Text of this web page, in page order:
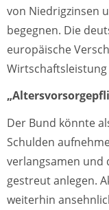
von Niedrigzinsen
begegnen. Die
europäische
Der Bund könnte
Schulden
verlangsamen
gestreut anlegen.
weiterhin